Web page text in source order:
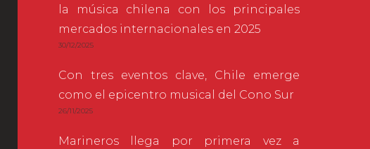
la música chilena con los principales
mercados internacionales en 2025
30/12/2025
Con tres eventos clave, Chile emerge
como el epicentro musical del Cono Sur
26/11/2025
Marineros llega por primera vez a